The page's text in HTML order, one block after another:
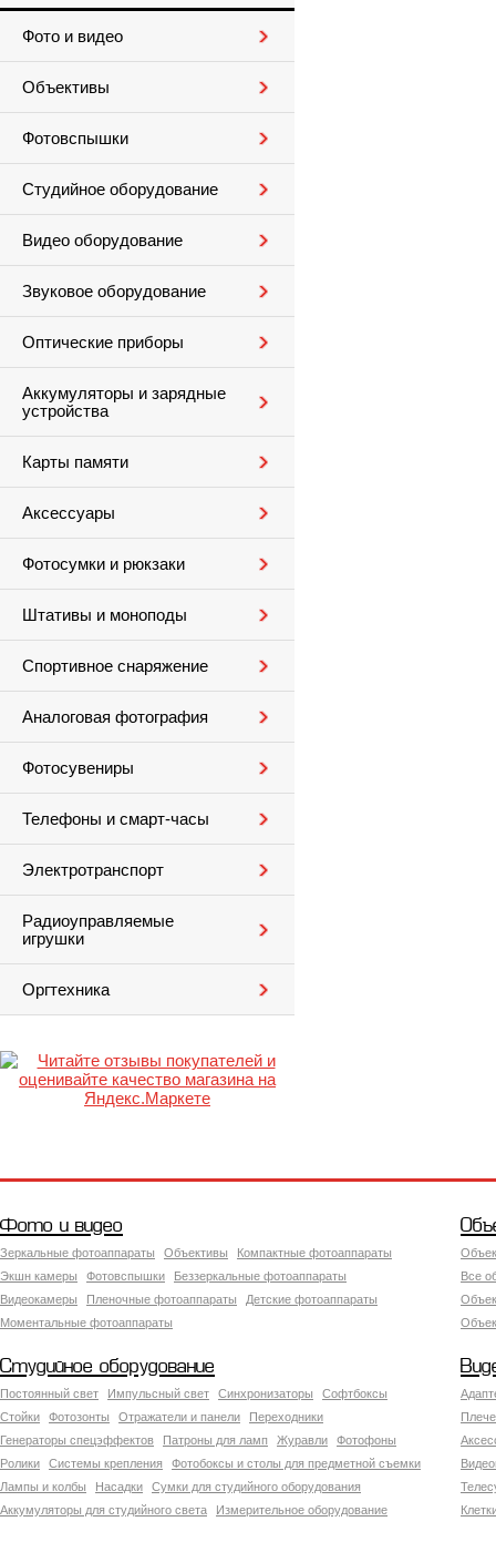
Фото и видео
Объективы
Фотовспышки
Студийное оборудование
Видео оборудование
Звуковое оборудование
Оптические приборы
Аккумуляторы и зарядные
устройства
Карты памяти
Аксессуары
Фотосумки и рюкзаки
Штативы и моноподы
Спортивное снаряжение
Аналоговая фотография
Фотосувениры
Телефоны и смарт-часы
Электротранспорт
Радиоуправляемые
игрушки
Оргтехника
Фото и видео
Зеркальные фотоаппараты Объективы
Компактные фотоаппараты
Экшн камеры
Фотовспышки
Беззеркальные фотоаппараты
Видеокамеры
Пленочные фотоаппараты
Детские фотоаппараты
Моментальные фотоаппараты
Все
Студийное оборудование
Постоянный свет Импульсный свет Синхронизаторы
Софтбоксы
Стойки
Фотозонты Отражатели и панели
Переходники
Генераторы спецэффектов
Патроны для ламп Журавли
Фотофоны
Ролики
Системы крепления
Фотобоксы и столы для предметной съемки
Лампы и колбы
Насадки
Сумки для студийного оборудования
Аккумуляторы для студийного света
Измерительное оборудование